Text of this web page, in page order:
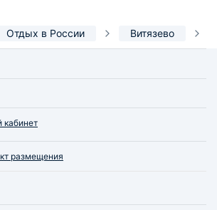
Отдых в России Витязево
кабинет
размещения